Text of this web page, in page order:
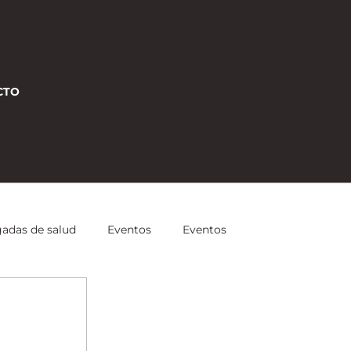
de salud Eventos Eventos